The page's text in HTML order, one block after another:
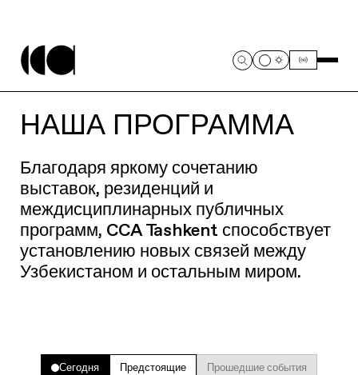
НАША ПРОГРАММА
Благодаря яркому сочетанию
выставок, резиденций и
междисциплинарных публичных
программ, CCA Tashkent способствует
установлению новых связей между
Узбекистаном и остальным миром.
Сегодня Предстоящие Прошедшие события